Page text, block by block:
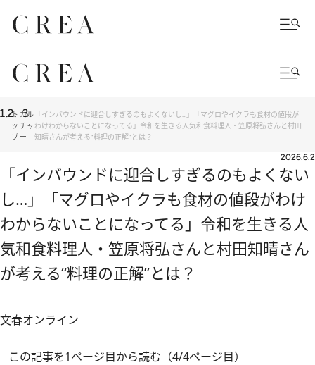
ト
ッ
プ
カル
チャ
ー
「インバウンドに迎合しすぎるのもよくないし…」「マグロやイクラも食材の値段が
わけわからないことになってる」令和を生きる人気和食料理人・笠原将弘さんと村田
知晴さんが考える“料理の正解”とは？
2026.6.2
「インバウンドに迎合しすぎるのもよくない
し…」「マグロやイクラも食材の値段がわけ
わからないことになってる」令和を生きる人
気和食料理人・笠原将弘さんと村田知晴さん
が考える“料理の正解”とは？
文春オンライン
この記事を1ページ目から読む（4/4ページ目）